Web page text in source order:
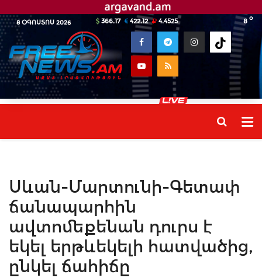
8 ՕԳՈՍՏՈՍ 2026 8 o
366.17 422.12 4.4525
Սևան-Մարտունի-Գետափ
ճանապարհին
ավտոմեքենան դուրս է
եկել երթևեկելի հատվածից,
ընկել ճահիճը